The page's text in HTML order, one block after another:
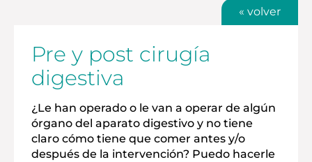
« volver
Pre y post cirugía
digestiva
¿Le han operado o le van a operar de algún
órgano del aparato digestivo y no tiene
claro cómo tiene que comer antes y/o
después de la intervención? Puedo hacerle